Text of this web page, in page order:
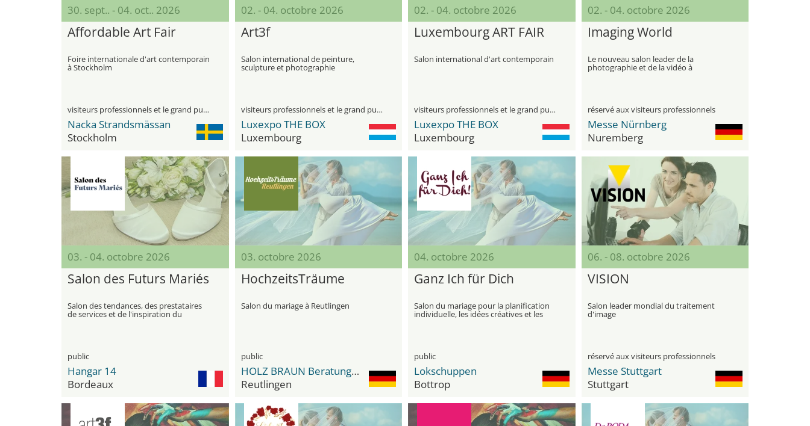
30. sept.. - 04. oct.. 2026
Affordable Art Fair
Foire internationale d'art contemporain
à Stockholm
visiteurs professionnels et le grand public
Nacka Strandsmässan
Stockholm
02. - 04. octobre 2026
Art3f
Salon international de peinture,
sculpture et photographie
contemporaines
visiteurs professionnels et le grand public
Luxexpo THE BOX
Luxembourg
02. - 04. octobre 2026
Luxembourg ART FAIR
Salon international d'art contemporain
visiteurs professionnels et le grand public
Luxexpo THE BOX
Luxembourg
02. - 04. octobre 2026
Imaging World
Le nouveau salon leader de la
photographie et de la vidéo à
Nuremberg
réservé aux visiteurs professionnels
Messe Nürnberg
Nuremberg
03. - 04. octobre 2026
Salon des Futurs Mariés
Salon des tendances, des prestataires
de services et de l'inspiration du
public
Hangar 14
Bordeaux
03. octobre 2026
HochzeitsTräume
Salon du mariage à Reutlingen
public
HOLZ BRAUN Beratungscenter
Reutlingen
04. octobre 2026
Ganz Ich für Dich
Salon du mariage pour la planification
individuelle, les idées créatives et les
public
Lokschuppen
Bottrop
06. - 08. octobre 2026
VISION
Salon leader mondial du traitement
d'image
réservé aux visiteurs professionnels
Messe Stuttgart
Stuttgart